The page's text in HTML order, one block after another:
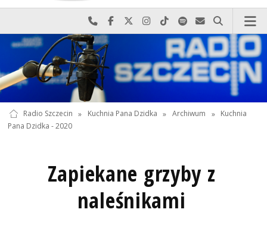
Najlepiej po prostu do nas zadzwoń
Odwiedź nas na Facebook-u
Odwiedź nas na X
Odwiedź nas na Instagram-ie
Odwiedź nas na TikTok-u
Szukaj nas na Spotify
Wyślij do nas
Szukaj
Radio Szczecin » Kuchnia Pana Dzidka » Archiwum » Kuchnia
Pana Dzidka - 2020
Zapiekane grzyby z
naleśnikami